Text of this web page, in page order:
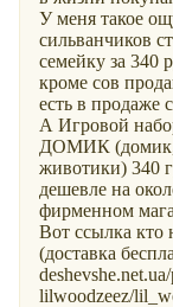
У меня такое
сильванчиков
семейку за 340
кроме сов
есть в продаже
А Игровой
ДОМИК (домик,
животики) 340
дешевле на
фирменном
Вот ссылка кто
(доставка
lilwoodzeez/